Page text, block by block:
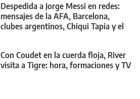
Despedida a Jorge Messi en redes:
mensajes de la AFA, Barcelona,
clubes argentinos, Chiqui Tapia y el
Con Coudet en la cuerda floja, River
visita a Tigre: hora, formaciones y TV